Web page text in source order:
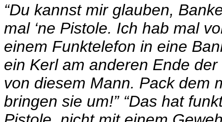
“Du kannst mir glauben,
mal ‘ne Pistole. Ich hab mal
einem Funktelefon in eine
ein Kerl am anderen Ende
von diesem Mann. Pack dem
bringen sie um!” “Das hat